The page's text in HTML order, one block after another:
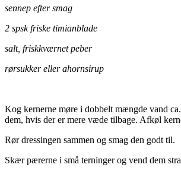
sennep efter smag
2 spsk friske timianblade
salt, friskkværnet peber
rørsukker eller ahornsirup
Kog kernerne møre i dobbelt mængde vand
dem, hvis der er mere væde tilbage. Afkøl
Rør dressingen sammen og smag den godt til.
Skær pærerne i små terninger og vend dem